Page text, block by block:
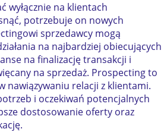
wyłącznie na klientach
potrzebuje on nowych
sprzedawcy mogą
na najbardziej obiecujących
na finalizację transakcji i
na sprzedaż. Prospecting to
nawiązywaniu relacji z klientami.
i oczekiwań potencjalnych
dostosowanie oferty oraz